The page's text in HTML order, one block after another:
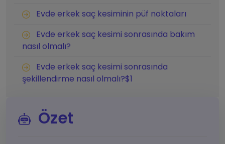
Evde erkek saç kesiminin püf noktaları
Evde erkek saç kesimi sonrasında bakım
nasıl olmalı?
Evde erkek saç kesimi sonrasında
şekillendirme nasıl olmalı?$1
Özet